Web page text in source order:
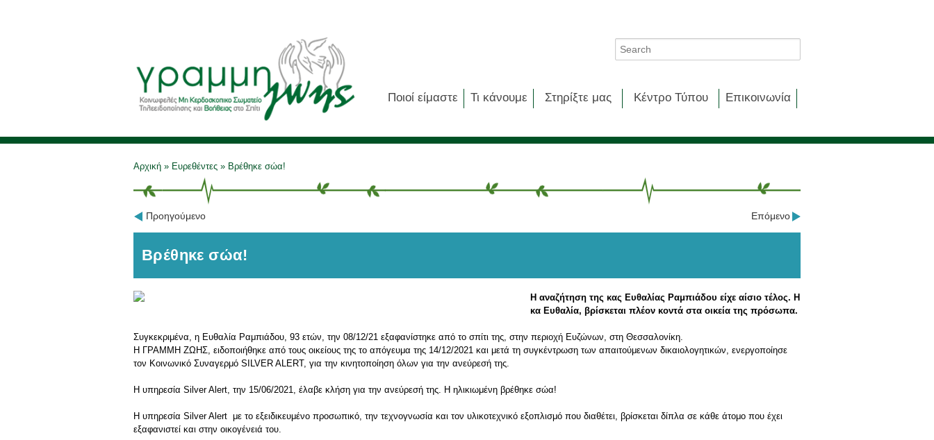
Ποιοί είμαστε Τι κάνουμε Στηρίξτε μας Κέντρο Τύπου Επικοινωνία
Αρχική » Ευρεθέντες » Βρέθηκε σώα!
Προηγούμενο Επόμενο
Βρέθηκε σώα!
Η αναζήτηση της κας Ευθαλίας Ραμπιάδου είχε αίσιο τέλος. Η
κα Ευθαλία, βρίσκεται πλέον κοντά στα οικεία της πρόσωπα.
Συγκεκριμένα, η Ευθαλία Ραμπιάδου, 93 ετών, την 08/12/21 εξαφανίστηκε από το σπίτι της, στην περιοχή Ευζώνων, στη Θεσσαλονίκη.
Η ΓΡΑΜΜΗ ΖΩΗΣ, ειδοποιήθηκε από τους οικείους της το απόγευμα της 14/12/2021 και μετά τη συγκέντρωση των απαιτούμενων δικαιολογητικών, ενεργοποίησε
τον Κοινωνικό Συναγερμό SILVER ALERT, για την κινητοποίηση όλων για την ανεύρεσή της.
Η υπηρεσία Silver Alert, την 15/06/2021, έλαβε κλήση για την ανεύρεσή της. Η ηλικιωμένη βρέθηκε σώα!
Η υπηρεσία Silver Alert με το εξειδικευμένο προσωπικό, την τεχνογνωσία και τον υλικοτεχνικό εξοπλισμό που διαθέτει, βρίσκεται δίπλα σε κάθε άτομο που έχει
εξαφανιστεί και στην οικογένειά του.